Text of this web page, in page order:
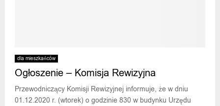
dla mieszkańców
Ogłoszenie – Komisja Rewizyjna
Przewodniczący Komisji Rewizyjnej informuje, że w dniu
01.12.2020 r. (wtorek) o godzinie 830 w budynku Urzędu